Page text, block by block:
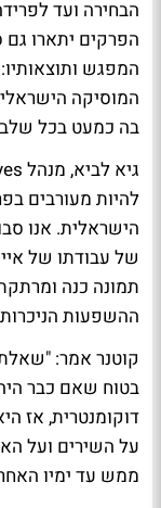
הבחירה ועד
הפרקים יתארו גם
המפגש
המוסיקה
בה כמעט בכל
גיא לביא
להיות מעורבים
הישראלית. אנו
של עבודתו של
תמונה כנה
ההשפעות
קוטנר אמר:
בטוח שאם כבר
דוקומנטרית, אז
על השירים ועל
ממש עד ימיו